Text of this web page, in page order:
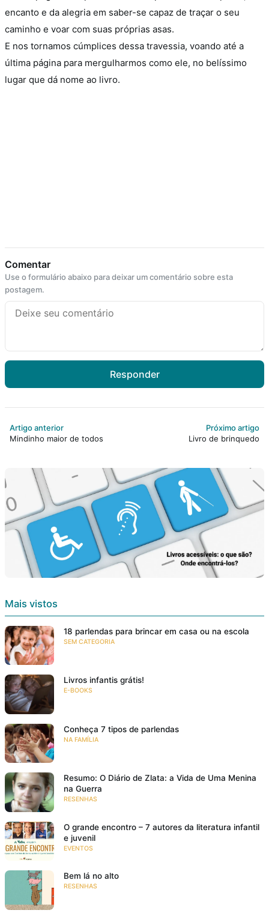
encanto e da alegria em saber-se capaz de traçar o seu
caminho e voar com suas próprias asas.
E nos tornamos cúmplices dessa travessia, voando até a
última página para mergulharmos como ele, no belíssimo
lugar que dá nome ao livro.
Comentar
Use o formulário abaixo para deixar um comentário sobre esta
postagem.
Responder
Artigo anterior
Mindinho maior de todos
Próximo artigo
Livro de brinquedo
Mais vistos
18 parlendas para brincar em casa ou na escola
SEM CATEGORIA
Livros infantis grátis!
E-BOOKS
Conheça 7 tipos de parlendas
NA FAMÍLIA
Resumo: O Diário de Zlata: a Vida de Uma Menina
na Guerra
RESENHAS
O grande encontro – 7 autores da literatura infantil
e juvenil
EVENTOS
Bem lá no alto
RESENHAS